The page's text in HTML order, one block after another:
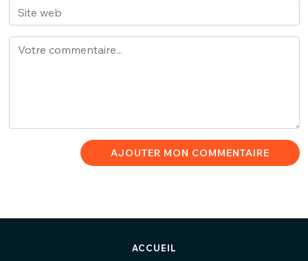
AJOUTER MON COMMENTAIRE
ACCUEIL